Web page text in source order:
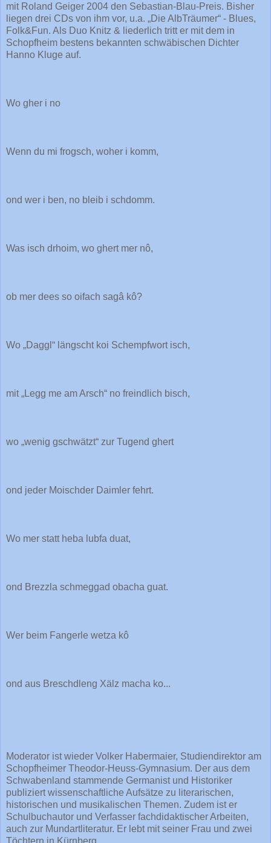
mit Roland Geiger 2004 den Sebastian-Blau-Preis. Bisher
liegen drei CDs von ihm vor, u.a. „Die AlbTräumer“ - Blues,
Folk&Fun. Als Duo Knitz & liederlich tritt er mit dem in
Schopfheim bestens bekannten schwäbischen Dichter
Hanno Kluge auf.
Wo gher i no
Wenn du mi frogsch, woher i komm,
ond wer i ben, no bleib i schdomm.
Was isch drhoim, wo ghert mer nô,
ob mer dees so oifach sagâ kô?
Wo „Daggl“ längscht koi Schempfwort isch,
mit „Legg me am Arsch“ no freindlich bisch,
wo „wenig gschwätzt“ zur Tugend ghert
ond jeder Moischder Daimler fehrt.
Wo mer statt heba lubfa duat,
ond Brezzla schmeggad obacha guat.
Wer beim Fangerle wetza kô
ond aus Breschdleng Xälz macha ko...
Moderator ist wieder Volker Habermaier, Studiendirektor am
Schopfheimer Theodor-Heuss-Gymnasium. Der aus dem
Schwabenland stammende Germanist und Historiker
publiziert wissenschaftliche Aufsätze zu literarischen,
historischen und musikalischen Themen. Zudem ist er
Schulbuchautor und Verfasser fachdidaktischer Arbeiten,
auch zur Mundartliteratur. Er lebt mit seiner Frau und zwei
Töchtern in Kürnberg.